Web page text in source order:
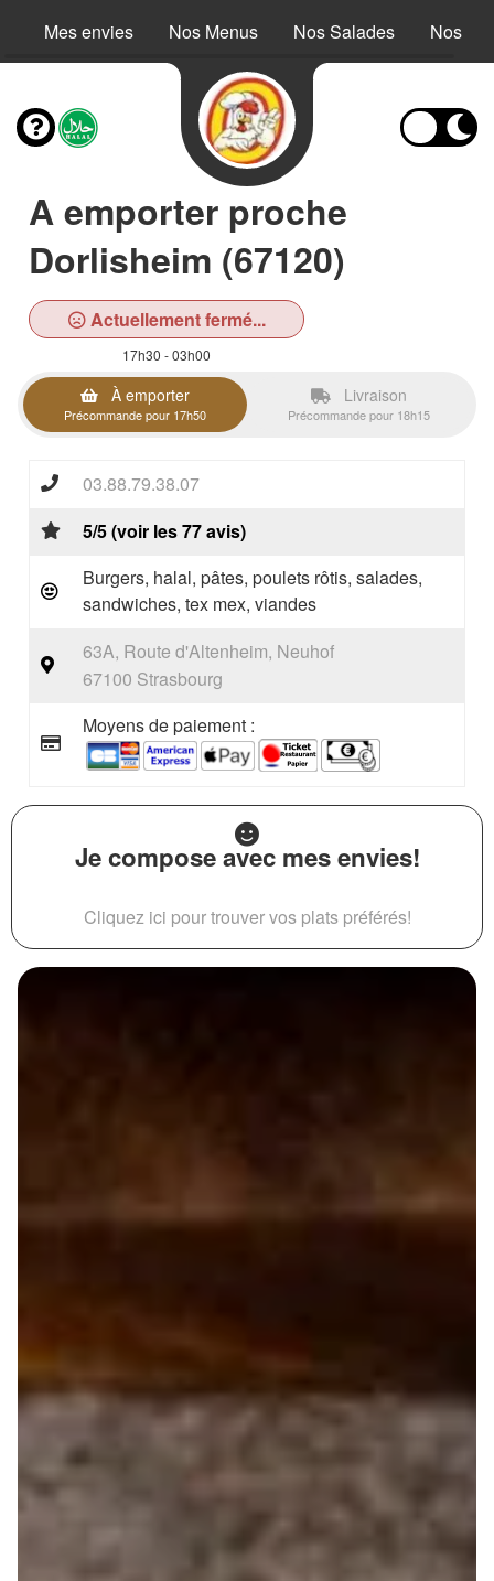
Mes envies Nos Menus Nos Salades Nos
A emporter proche
Dorlisheim (67120)
Actuellement fermé...
17h30 - 03h00
À emporter
Précommande pour 17h50
Livraison
Précommande pour 18h15
03.88.79.38.07
5/5 (voir les 77 avis)
Burgers, halal, pâtes, poulets rôtis, salades,
sandwiches, tex mex, viandes
63A, Route d'Altenheim, Neuhof
67100 Strasbourg
Moyens de paiement :
Je compose avec mes envies!
Cliquez ici pour trouver vos plats préférés!